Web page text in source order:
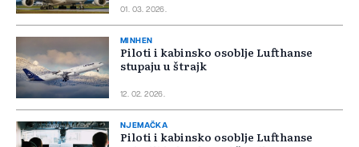
01. 03. 2026.
MINHEN
Piloti i kabinsko osoblje Lufthanse
stupaju u štrajk
12. 02. 2026.
NJEMAČKA
Piloti i kabinsko osoblje Lufthanse